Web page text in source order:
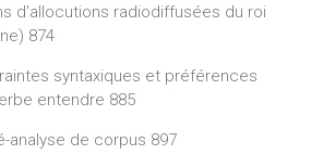
d'allocutions radiodiffusées du roi
874
syntaxiques et préférences
entendre 885
analyse de corpus 897